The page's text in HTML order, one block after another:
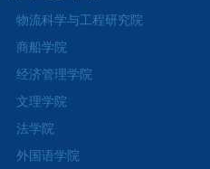
物流科学与工程研究院
商船学院
经济管理学院
文理学院
法学院
外国语学院